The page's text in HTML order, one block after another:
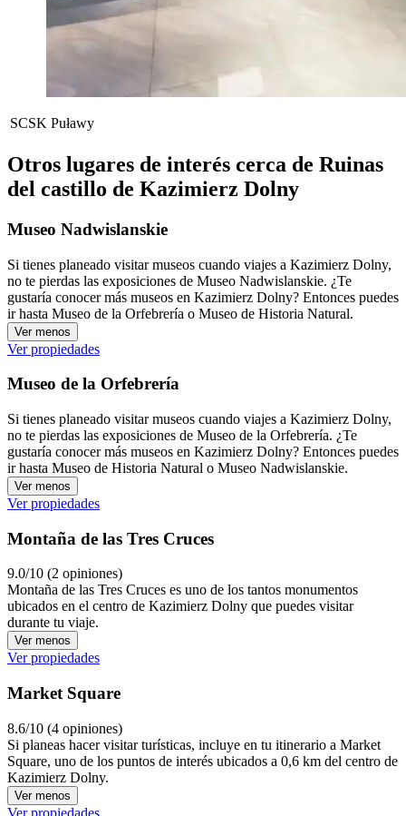
SCSK Puławy
Otros lugares de interés cerca de Ruinas
del castillo de Kazimierz Dolny
Museo Nadwislanskie
Si tienes planeado visitar museos cuando viajes a Kazimierz Dolny,
no te pierdas las exposiciones de Museo Nadwislanskie. ¿Te
gustaría conocer más museos en Kazimierz Dolny? Entonces puedes
ir hasta Museo de la Orfebrería o Museo de Historia Natural.
Ver menos
Ver propiedades
Museo de la Orfebrería
Si tienes planeado visitar museos cuando viajes a Kazimierz Dolny,
no te pierdas las exposiciones de Museo de la Orfebrería. ¿Te
gustaría conocer más museos en Kazimierz Dolny? Entonces puedes
ir hasta Museo de Historia Natural o Museo Nadwislanskie.
Ver menos
Ver propiedades
Montaña de las Tres Cruces
9.0/10 (2 opiniones)
Montaña de las Tres Cruces es uno de los tantos monumentos
ubicados en el centro de Kazimierz Dolny que puedes visitar
durante tu viaje.
Ver menos
Ver propiedades
Market Square
8.6/10 (4 opiniones)
Si planeas hacer visitar turísticas, incluye en tu itinerario a Market
Square, uno de los puntos de interés ubicados a 0,6 km del centro de
Kazimierz Dolny.
Ver menos
Ver propiedades